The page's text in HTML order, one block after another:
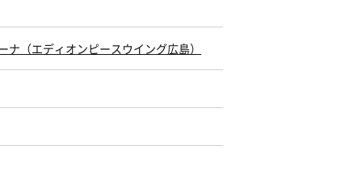
ナ（エディオンピースウイング広島）